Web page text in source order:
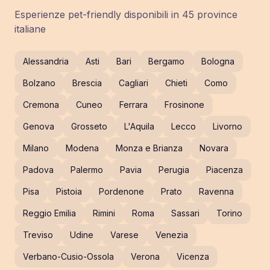
Esperienze pet-friendly disponibili in 45 province
italiane
Alessandria Asti Bari Bergamo Bologna
Bolzano Brescia Cagliari Chieti Como
Cremona Cuneo Ferrara Frosinone
Genova Grosseto L'Aquila Lecco Livorno
Milano Modena Monza e Brianza Novara
Padova Palermo Pavia Perugia Piacenza
Pisa Pistoia Pordenone Prato Ravenna
Reggio Emilia Rimini Roma Sassari Torino
Treviso Udine Varese Venezia
Verbano-Cusio-Ossola Verona Vicenza